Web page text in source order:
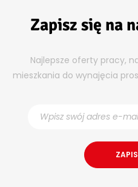
Zapisz się na
Najlepsze oferty pracy,
mieszkania do wynajęcia